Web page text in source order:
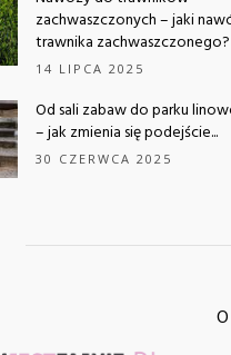
zachwaszczonych – jaki
trawnika zachwaszczonego?
14 LIPCA 2025
Od sali zabaw do parku
– jak zmienia się podejście...
30 CZERWCA 2025